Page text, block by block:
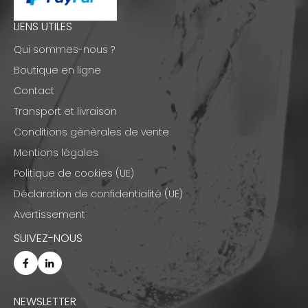
LIENS UTILES
Qui sommes-nous ?
Boutique en ligne
Contact
Transport et livraison
Conditions générales de vente
Mentions légales
Politique de cookies (UE)
Déclaration de confidentialité (UE)
Avertissement
SUIVEZ-NOUS
NEWSLETTER